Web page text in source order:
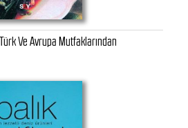
Ve Avrupa Mutfaklarından